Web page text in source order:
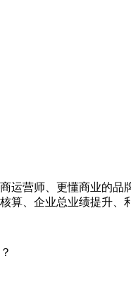
运营师、更懂商业的
、企业总业绩提升